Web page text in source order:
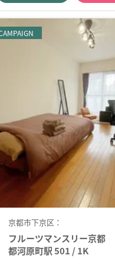
京都市下京区：
フルーツマンスリー京都
都河原町駅 501 / 1K